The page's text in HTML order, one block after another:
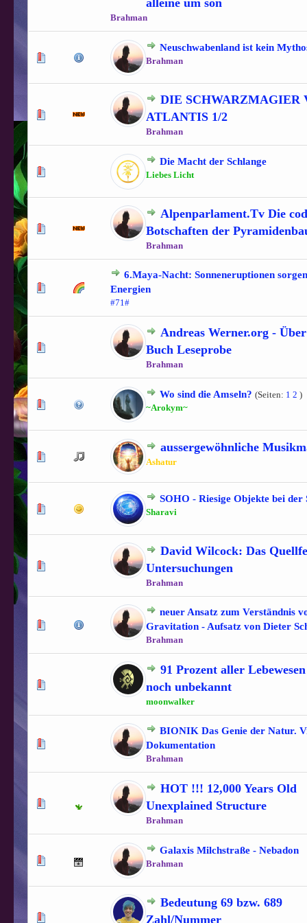
alleine um son
Brahman
Neuschwabenland ist kein
Brahman
0 Bewertung(en) - 0 von 5 durchschnittlich
123 45
DIE SCHWARZMAGIER
ATLANTIS 1/2
Brahman
1 Bewertung(en) - 5 von 5 durchschnittlich
12345
Die Macht der Schlange
Liebes Licht
1 Bewertung(en) - 5 von 5 durchschnittlich
1 2 4 5
Alpenparlament.Tv Die
Botschaften der
Brahman
1 Bewertung(en) - 5 von 5 durchschnittlich
12345
6.Maya-Nacht: Sonneneruptionen
Energien
#71#
1 Bewertung(en) - 5 von 5 durchschnittlich
1234
Andreas Werner.org -
Buch Leseprobe
Brahman
1 Bewertung(en) - 5 von 5 durchschnittlich
12345
Wo sind die Amseln? (Seiten: 1 2 )
~Arokym~
1 Bewertung(en) - 5 von 5 durchschnittlich
1 3 45
aussergewöhnliche
Ashatur
1 Bewertung(en) - 5 von 5 durchschnittlich
1234 5
SOHO - Riesige Objekte bei der
Sharavi
0 Bewertung(en) - 0 von 5 durchschnittlich
123 45
David Wilcock: Das
Untersuchungen
Brahman
1 Bewertung(en) - 5 von 5 durchschnittlich
12345
neuer Ansatz zum Verständnis
Gravitation - Aufsatz von Dieter
Brahman
0 Bewertung(en) - 0 von 5 durchschnittlich
12345
91 Prozent aller
noch unbekannt
moonwalker
1 Bewertung(en) - 5 von 5 durchschnittlich
1 2345
BIONIK Das Genie der Natur.
Dokumentation
Brahman
1 Bewertung(en) - 5 von 5 durchschnittlich
12345
HOT !!! 12,000 Years Old
Unexplained Structure
Brahman
1 Bewertung(en) - 5 von 5 durchschnittlich
12345
Galaxis Milchstraße - Nebadon
Brahman
1 Bewertung(en) - 5 von 5 durchschnittlich
123 45
Bedeutung 69 bzw. 689
Zahl/Nummer
1 Bewertung(en) - 5 von 5 durchschnittlich
12345